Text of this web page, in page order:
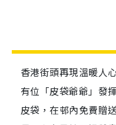
香港街頭再現溫暖人
有位「皮袋爺爺」發
皮袋，在邨內免費贈